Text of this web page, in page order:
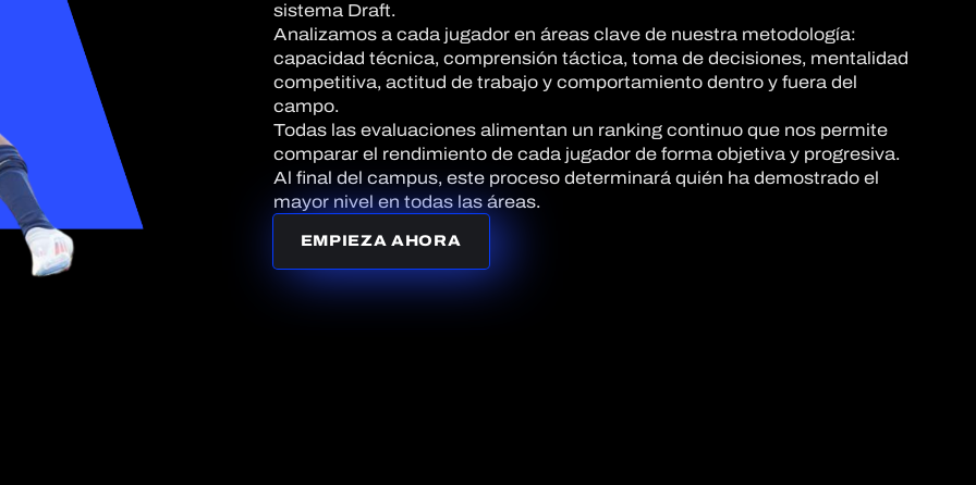
sistema Draft.
Analizamos a cada jugador en áreas clave de nuestra metodología:
capacidad técnica, comprensión táctica, toma de decisiones, mentalidad
competitiva, actitud de trabajo y comportamiento dentro y fuera del
campo.
Todas las evaluaciones alimentan un ranking continuo que nos permite
comparar el rendimiento de cada jugador de forma objetiva y progresiva.
Al final del campus, este proceso determinará quién ha demostrado el
mayor nivel en todas las áreas.
EMPIEZA AHORA